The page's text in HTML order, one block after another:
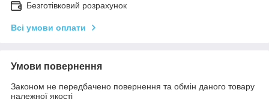
Безготівковий розрахунок
Всі умови оплати
Умови повернення
Законом не передбачено повернення та обмін даного товару
належної якості